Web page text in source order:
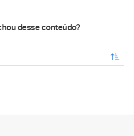
desse conteúdo?
enviar